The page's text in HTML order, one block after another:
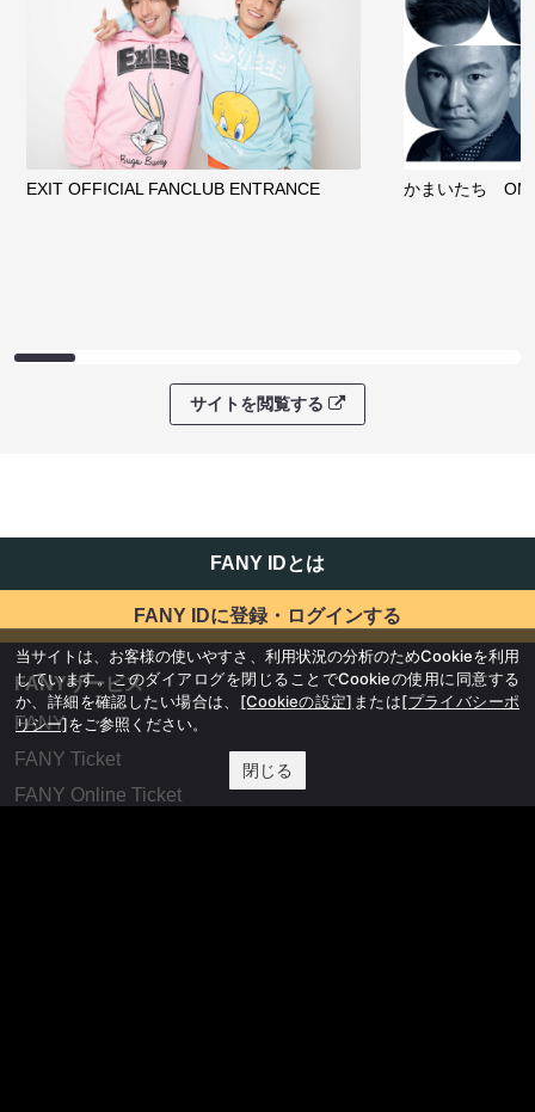
EXIT OFFICIAL FANCLUB ENTRANCE かまいたち
サイトを閲覧する
FANY IDとは
FANY IDに登録・ログインする
FANYサービス
FANY
FANY Ticket
FANY Online Ticket
当サイトは、お客様の使いやすさ、利用状況の分析のためCookieを利用
しています。このダイアログを閉じることでCookieの使用に同意する
か、詳細を確認したい場合は、 [Cookieの設定] または[プライバシーポ
リシー]をご参照ください。
閉じる